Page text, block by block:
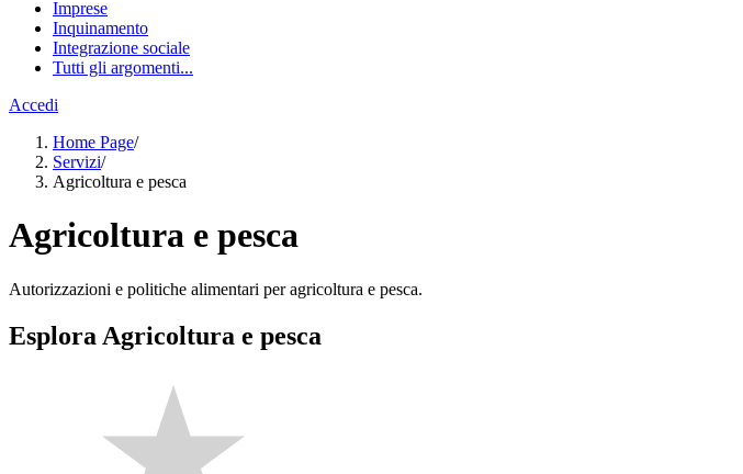
Imprese
Inquinamento
Integrazione sociale
Tutti gli argomenti...
Accedi
Home Page/
Servizi/
Agricoltura e pesca
Agricoltura e pesca
Autorizzazioni e politiche alimentari per agricoltura e pesca.
Esplora Agricoltura e pesca